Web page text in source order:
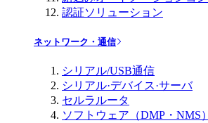
認証ソリューション
ネットワーク・通信
シリアル/USB通信
シリアル·デバイス·サーバ
セルラルータ
ソフトウェア（DMP・NMS）